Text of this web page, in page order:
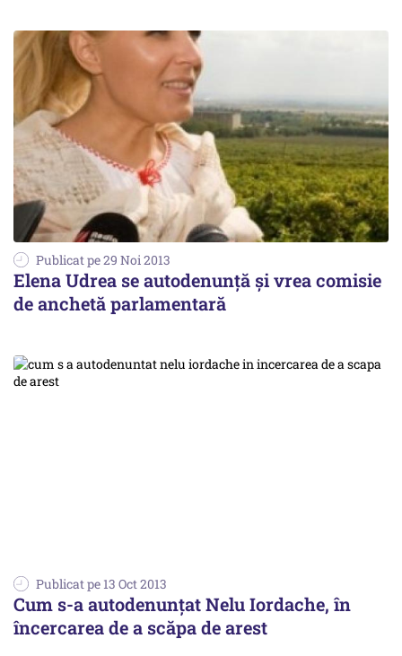
Publicat pe 29 Noi 2013
Elena Udrea se autodenunță și vrea comisie
de anchetă parlamentară
Publicat pe 13 Oct 2013
Cum s-a autodenunțat Nelu Iordache, în
încercarea de a scăpa de arest